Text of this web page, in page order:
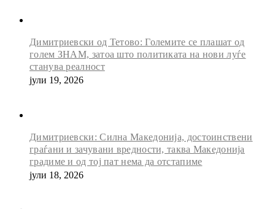
Димитриевски од Тетово: Големите се плашат од
голем ЗНАМ, затоа што политиката на нови луѓе
станува реалност
јули 19, 2026
Димитриевски: Силна Македонија, достоинствени
граѓани и зачувани вредности, таква Македонија
градиме и од тој пат нема да отстапиме
јули 18, 2026